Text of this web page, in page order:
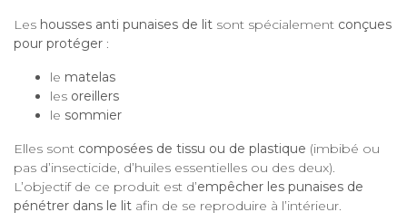
Les housses anti punaises de lit sont spécialement conçues
pour protéger :
le matelas
les oreillers
le sommier
Elles sont composées de tissu ou de plastique (imbibé ou
pas d’insecticide, d’huiles essentielles ou des deux).
L’objectif de ce produit est d’empêcher les punaises de
pénétrer dans le lit afin de se reproduire à l’intérieur.